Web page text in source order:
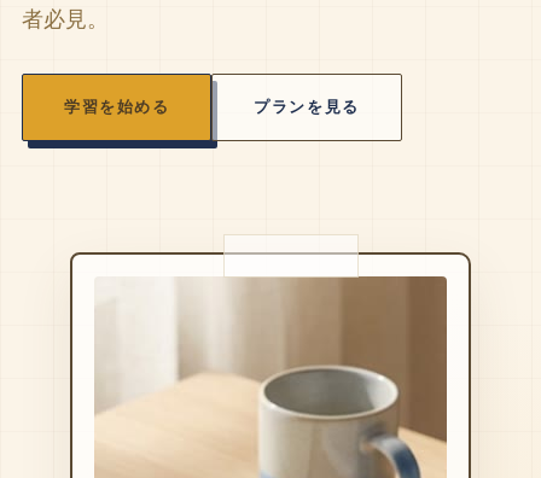
者必見。
学習を始める プランを見る